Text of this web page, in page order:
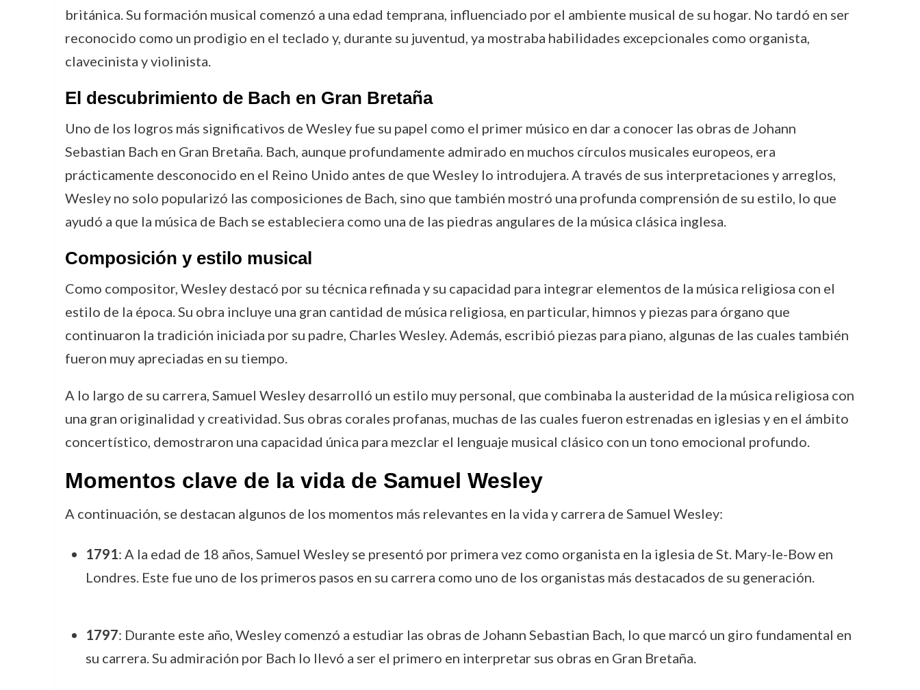
británica. Su formación musical comenzó a una edad temprana, influenciado por el ambiente musical de su hogar. No tardó en ser
reconocido como un prodigio en el teclado y, durante su juventud, ya mostraba habilidades excepcionales como organista,
clavecinista y violinista.
El descubrimiento de Bach en Gran Bretaña
Uno de los logros más significativos de Wesley fue su papel como el primer músico en dar a conocer las obras de Johann
Sebastian Bach en Gran Bretaña. Bach, aunque profundamente admirado en muchos círculos musicales europeos, era
prácticamente desconocido en el Reino Unido antes de que Wesley lo introdujera. A través de sus interpretaciones y arreglos,
Wesley no solo popularizó las composiciones de Bach, sino que también mostró una profunda comprensión de su estilo, lo que
ayudó a que la música de Bach se estableciera como una de las piedras angulares de la música clásica inglesa.
Composición y estilo musical
Como compositor, Wesley destacó por su técnica refinada y su capacidad para integrar elementos de la música religiosa con el
estilo de la época. Su obra incluye una gran cantidad de música religiosa, en particular, himnos y piezas para órgano que
continuaron la tradición iniciada por su padre, Charles Wesley. Además, escribió piezas para piano, algunas de las cuales también
fueron muy apreciadas en su tiempo.
A lo largo de su carrera, Samuel Wesley desarrolló un estilo muy personal, que combinaba la austeridad de la música religiosa con
una gran originalidad y creatividad. Sus obras corales profanas, muchas de las cuales fueron estrenadas en iglesias y en el ámbito
concertístico, demostraron una capacidad única para mezclar el lenguaje musical clásico con un tono emocional profundo.
Momentos clave de la vida de Samuel Wesley
A continuación, se destacan algunos de los momentos más relevantes en la vida y carrera de Samuel Wesley:
1791: A la edad de 18 años, Samuel Wesley se presentó por primera vez como organista en la iglesia de St. Mary-le-Bow en
Londres. Este fue uno de los primeros pasos en su carrera como uno de los organistas más destacados de su generación.
1797: Durante este año, Wesley comenzó a estudiar las obras de Johann Sebastian Bach, lo que marcó un giro fundamental en
su carrera. Su admiración por Bach lo llevó a ser el primero en interpretar sus obras en Gran Bretaña.